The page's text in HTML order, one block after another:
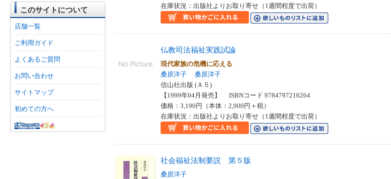
このサイトについて
店舗一覧
ご利用ガイド
よくあるご質問
お問い合わせ
サイトマップ
初めての方へ
在庫状況：出版社よりお取り寄せ（1週間程度で出荷）
仏教司法福祉実践試論
現代家族の危機に応える
桑原洋子
桑原洋子
信山社出版 (Ａ５)
【1999年04月発売】 ISBNコード 9784797216264
価格：3,190円（本体：2,900円＋税）
在庫状況：出版社よりお取り寄せ（1週間程度で出荷）
社会福祉法制要説 第５版
桑原洋子